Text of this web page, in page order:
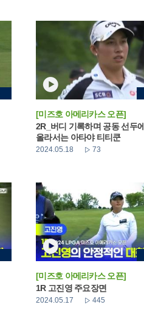
[미즈호 아메리카스 오픈]
2R_버디 기록하며 공동 선두
올라서는 아타야 티티쿤
2024.05.18 73
[미즈호 아메리카스 오픈]
1R 고진영 주요장면
2024.05.17 445